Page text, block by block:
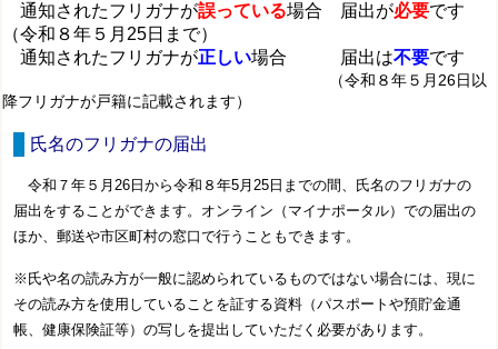
通知されたフリガナが誤っている場合 届出が必要です
（令和８年５月25日まで）
通知されたフリガナが正しい場合 届出は不要です
（令和８年５月26日以
降フリガナが戸籍に記載されます）
氏名のフリガナの届出
令和７年５月26日から令和８年5月25日までの間、氏名のフリガナの
届出をすることができます。オンライン（マイナポータル）での届出の
ほか、郵送や市区町村の窓口で行うこともできます。
※氏や名の読み方が一般に認められているものではない場合には、現に
その読み方を使用していることを証する資料（パスポートや預貯金通
帳、健康保険証等）の写しを提出していただく必要があります。